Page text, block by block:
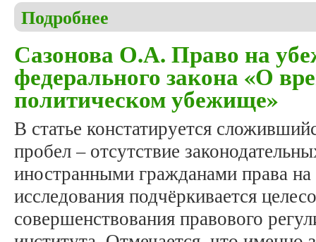
Подробнее
Сазонова О.А. Право на
федерального закона «О
политическом убежище»
В статье констатируется
пробел – отсутствие
иностранными гражданами права
исследования подчёркивается
совершенствования правового